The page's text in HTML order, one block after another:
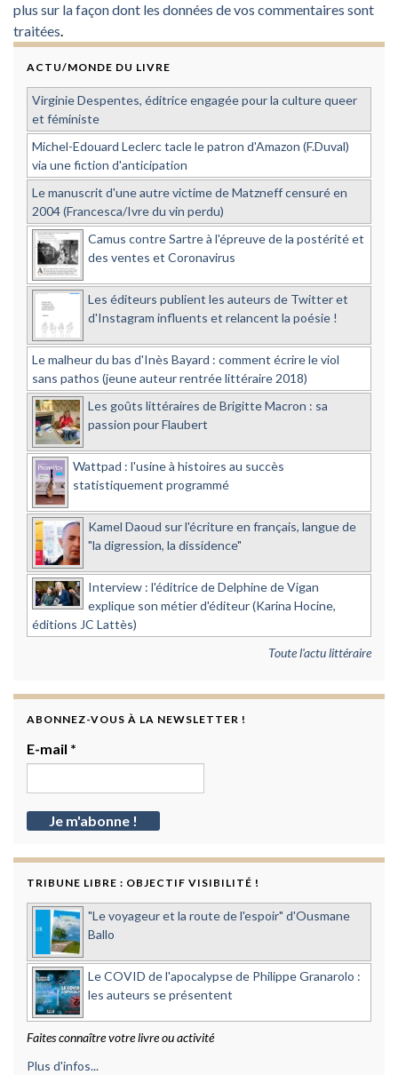
plus sur la façon dont les données de vos commentaires sont
traitées.
ACTU/MONDE DU LIVRE
Virginie Despentes, éditrice engagée pour la culture queer
et féministe
Michel-Edouard Leclerc tacle le patron d'Amazon (F.Duval)
via une fiction d'anticipation
Le manuscrit d'une autre victime de Matzneff censuré en
2004 (Francesca/Ivre du vin perdu)
Camus contre Sartre à l'épreuve de la postérité et
des ventes et Coronavirus
Les éditeurs publient les auteurs de Twitter et
d'Instagram influents et relancent la poésie !
Le malheur du bas d'Inès Bayard : comment écrire le viol
sans pathos (jeune auteur rentrée littéraire 2018)
Les goûts littéraires de Brigitte Macron : sa
passion pour Flaubert
Wattpad : l'usine à histoires au succès
statistiquement programmé
Kamel Daoud sur l'écriture en français, langue de
"la digression, la dissidence"
Interview : l'éditrice de Delphine de Vigan
explique son métier d'éditeur (Karina Hocine,
éditions JC Lattès)
Toute l'actu littéraire
ABONNEZ-VOUS À LA NEWSLETTER !
E-mail *
TRIBUNE LIBRE : OBJECTIF VISIBILITÉ !
"Le voyageur et la route de l'espoir" d'Ousmane
Ballo
Le COVID de l'apocalypse de Philippe Granarolo :
les auteurs se présentent
Faites connaître votre livre ou activité
Plus d'infos...